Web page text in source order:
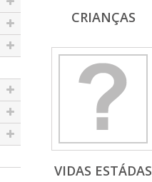
CRIANÇAS
VIDAS ESTÁDAS